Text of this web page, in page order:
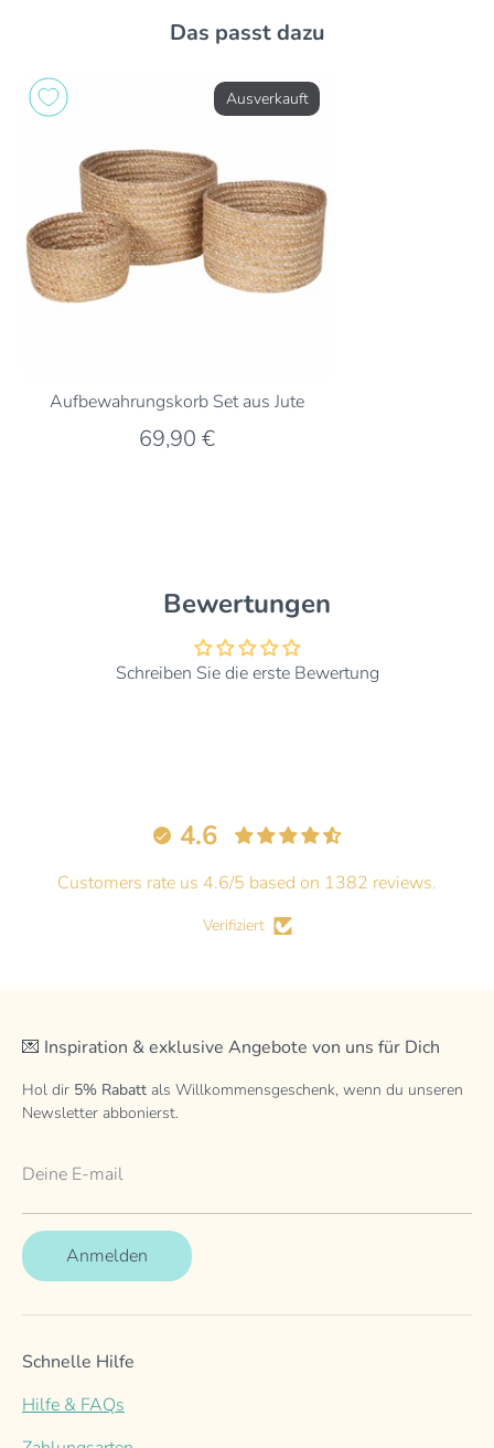
Das passt dazu
Aufbewahrungskorb Set aus Jute
69,90 €
Ausverkauft
Bewertungen
Schreiben Sie die erste Bewertung
4.6
Customers rate us 4.6/5 based on 1382 reviews.
Verifiziert
💌 Inspiration & exklusive Angebote von uns für Dich
Hol dir 5% Rabatt als Willkommensgeschenk, wenn du unseren
Newsletter abbonierst.
Deine E-mail
Anmelden
Schnelle Hilfe
Hilfe & FAQs